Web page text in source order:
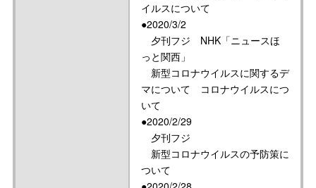
イルスについて
●2020/3/2
夕刊フジ NHK「ニュースほ
っと関西」
新型コロナウイルスに関するデ
マについて コロナウイルスにつ
いて
●2020/2/29
夕刊フジ
新型コロナウイルスの予防策に
ついて